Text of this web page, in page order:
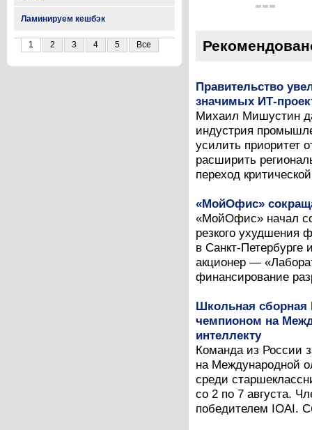
Ламинируем кешбэк
1 2 3 4 5 Все
Правительство
значимых ИТ-
Михаил Мишустин
индустрия
усилить приоритет
расширить
переход
«МойОфис»
«МойОфис» начал
резкого ухудшения
в Санкт-
акционер —
финансирование
Школьная сборная
чемпионом на
интеллекту
Команда из России
на Международной
среди
со 2 по 7 августа.
победителем IOAI.